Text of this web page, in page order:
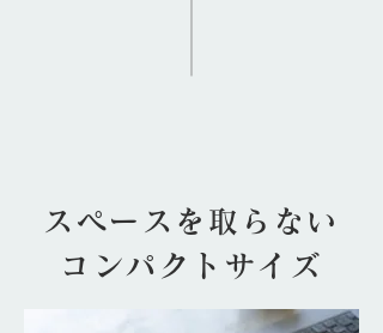
スペースを取らない
コンパクトサイズ